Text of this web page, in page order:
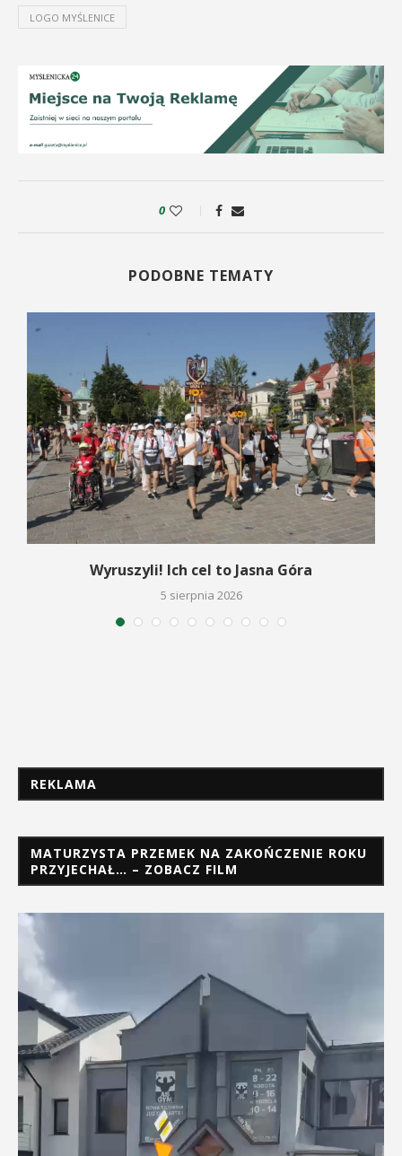
LOGO MYŚLENICE
0
PODOBNE TEMATY
Wyruszyli! Ich cel to Jasna Góra
5 sierpnia 2026
REKLAMA
MATURZYSTA PRZEMEK NA ZAKOŃCZENIE ROKU
PRZYJECHAŁ… – ZOBACZ FILM
Odtwarzacz